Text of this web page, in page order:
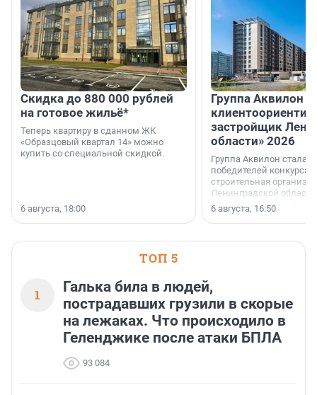
Скидка до 880 000 рублей
на готовое жильё*
Теперь квартиру в сданном ЖК
«Образцовый квартал 14» можно
купить со специальной скидкой.
6 августа, 18:00
Группа Аквилон
застройщик
области» 2026
Группа Аквилон стала
победителей конкурса
строительная
Ленинградской области
номинации «Самый
застройщик
области».
6 августа, 16:50
ТОП 5
1
Галька била в людей,
пострадавших грузили в скорые
на лежаках. Что происходило в
Геленджике после атаки БПЛА
93 084